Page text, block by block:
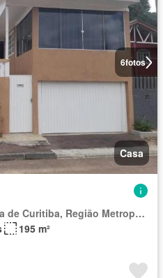
6fotos
Casa
Região Geográfica Imediata de Curitiba, Região Metropolitana de Curitiba
195 m²